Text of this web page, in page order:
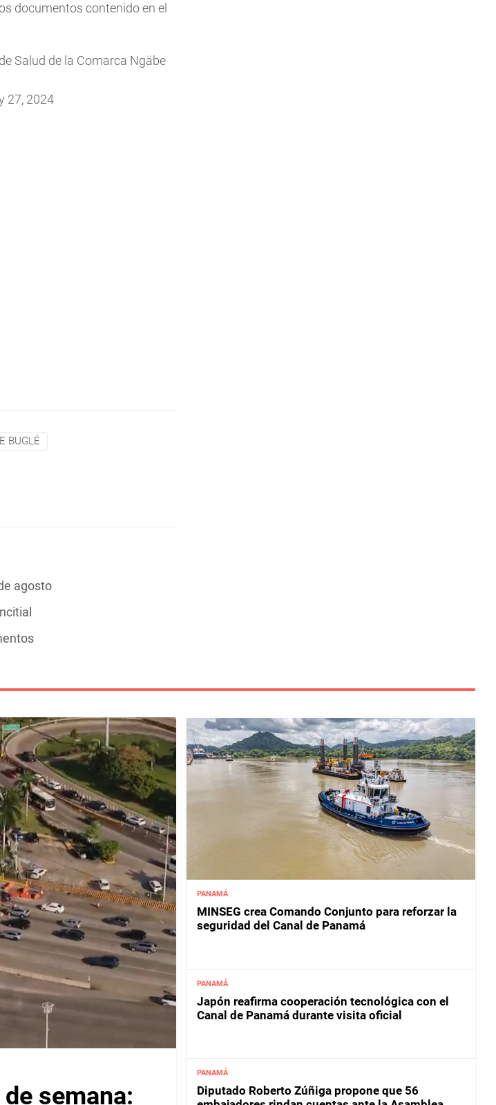
documentos contenido en el
Salud de la Comarca Ngäbe
27, 2024
BUGLÉ
agosto
semana:
PANAMÁ
MINSEG crea Comando Conjunto para reforzar la
seguridad del Canal de Panamá
PANAMÁ
Japón reafirma cooperación tecnológica con el
Canal de Panamá durante visita oficial
PANAMÁ
Diputado Roberto Zúñiga propone que 56